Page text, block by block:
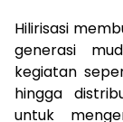
Hilirisasi
generasi
kegiatan
hingga
untuk